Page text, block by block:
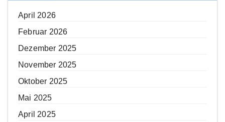
April 2026
Februar 2026
Dezember 2025
November 2025
Oktober 2025
Mai 2025
April 2025